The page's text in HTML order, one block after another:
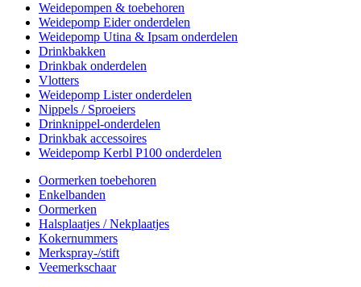
Weidepompen & toebehoren
Weidepomp Eider onderdelen
Weidepomp Utina & Ipsam onderdelen
Drinkbakken
Drinkbak onderdelen
Vlotters
Weidepomp Lister onderdelen
Nippels / Sproeiers
Drinknippel-onderdelen
Drinkbak accessoires
Weidepomp Kerbl P100 onderdelen
Oormerken toebehoren
Enkelbanden
Oormerken
Halsplaatjes / Nekplaatjes
Kokernummers
Merkspray-/stift
Veemerkschaar